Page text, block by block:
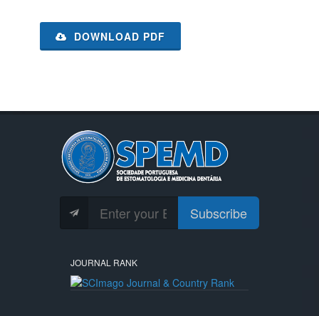
DOWNLOAD PDF
Subscribe
JOURNAL RANK